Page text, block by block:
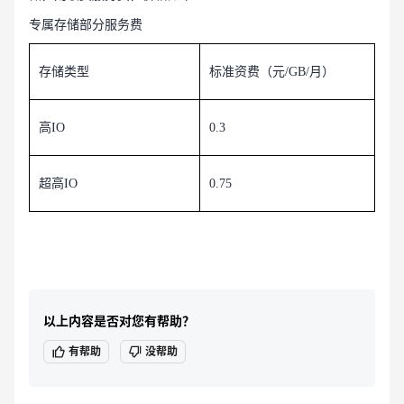
专属存储部分服务费
存储类型 标准资费（元/GB/月）
高IO 0.3
超高IO 0.75
以上内容是否对您有帮助？
有帮助 没帮助